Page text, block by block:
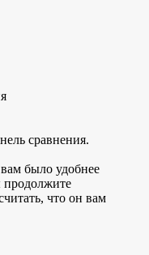
сравнения.
было удобнее
продолжите
что он вам